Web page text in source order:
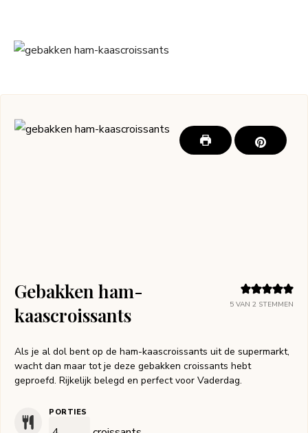
5 VAN 2 STEMMEN
Gebakken ham-
kaascroissants
Als je al dol bent op de ham-kaascroissants uit de supermarkt,
wacht dan maar tot je deze gebakken croissants hebt
geproefd. Rijkelijk belegd en perfect voor Vaderdag.
PORTIES